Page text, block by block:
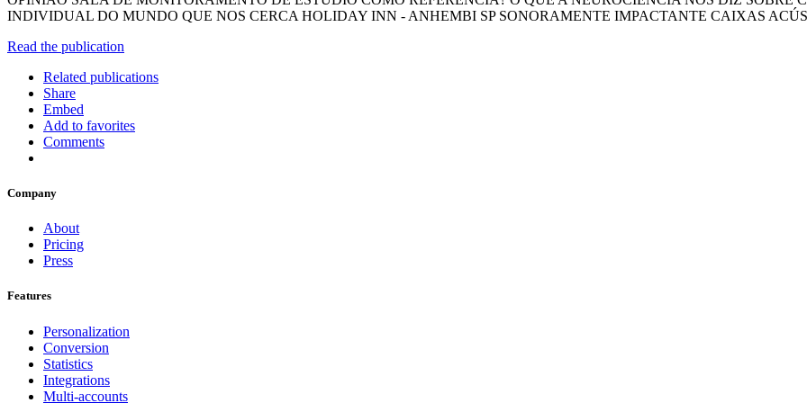
INDIVIDUAL DO MUNDO QUE NOS CERCA HOLIDAY INN - ANHEMBI SP SONORAMENTE IMPACTANTE CAIXAS
Read the publication
Related publications
Share
Embed
Add to favorites
Comments
Company
About
Pricing
Press
Features
Personalization
Conversion
Statistics
Integrations
Multi-accounts